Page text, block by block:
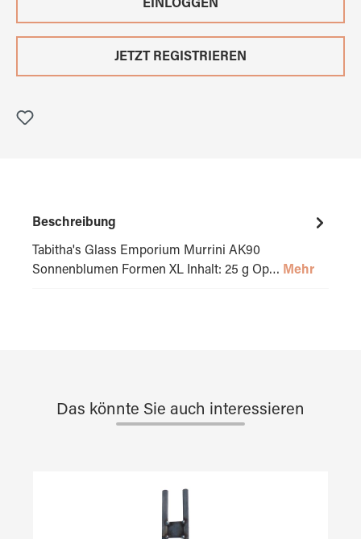
EINLOGGEN
JETZT REGISTRIEREN
Beschreibung
Tabitha's Glass Emporium Murrini AK90
Sonnenblumen Formen XL Inhalt: 25 g Op… Mehr
Das könnte Sie auch interessieren